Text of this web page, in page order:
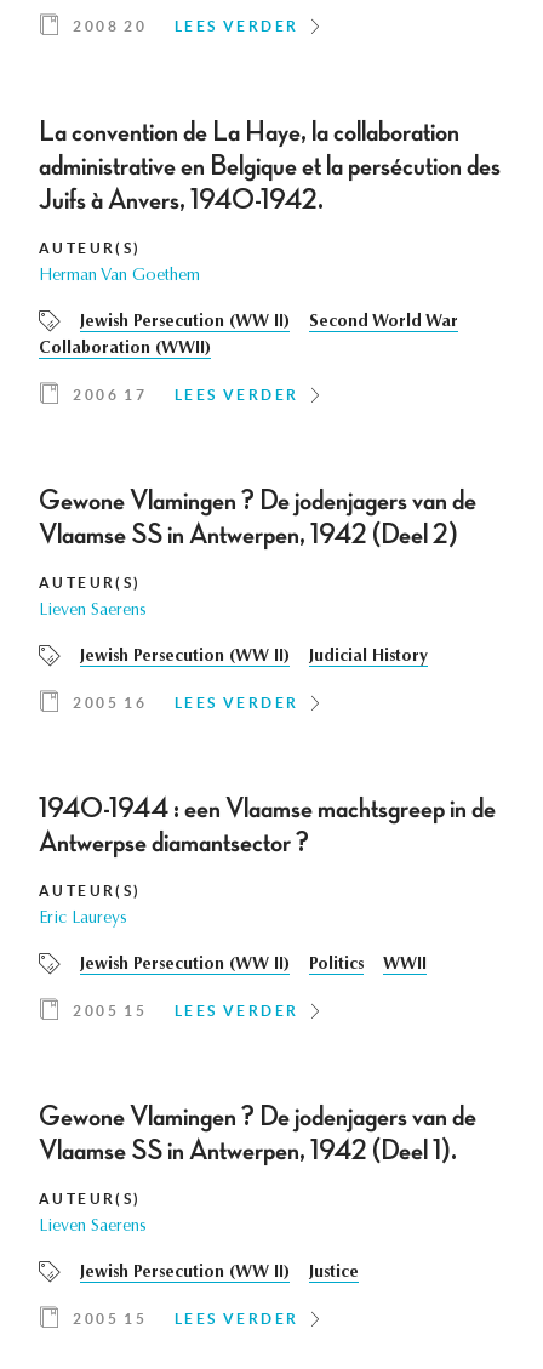
2008 20 LEES VERDER
La convention de La Haye, la collaboration
administrative en Belgique et la persécution des
Juifs à Anvers, 1940-1942.
AUTEUR(S)
Herman Van Goethem
Jewish Persecution (WW II)
Second World War
Collaboration (WWII)
2006 17 LEES VERDER
Gewone Vlamingen ? De jodenjagers van de
Vlaamse SS in Antwerpen, 1942 (Deel 2)
AUTEUR(S)
Lieven Saerens
Jewish Persecution (WW II) Judicial History
2005 16 LEES VERDER
1940-1944 : een Vlaamse machtsgreep in de
Antwerpse diamantsector ?
AUTEUR(S)
Eric Laureys
Jewish Persecution (WW II) Politics WWII
2005 15 LEES VERDER
Gewone Vlamingen ? De jodenjagers van de
Vlaamse SS in Antwerpen, 1942 (Deel 1).
AUTEUR(S)
Lieven Saerens
Jewish Persecution (WW II) Justice
2005 15 LEES VERDER